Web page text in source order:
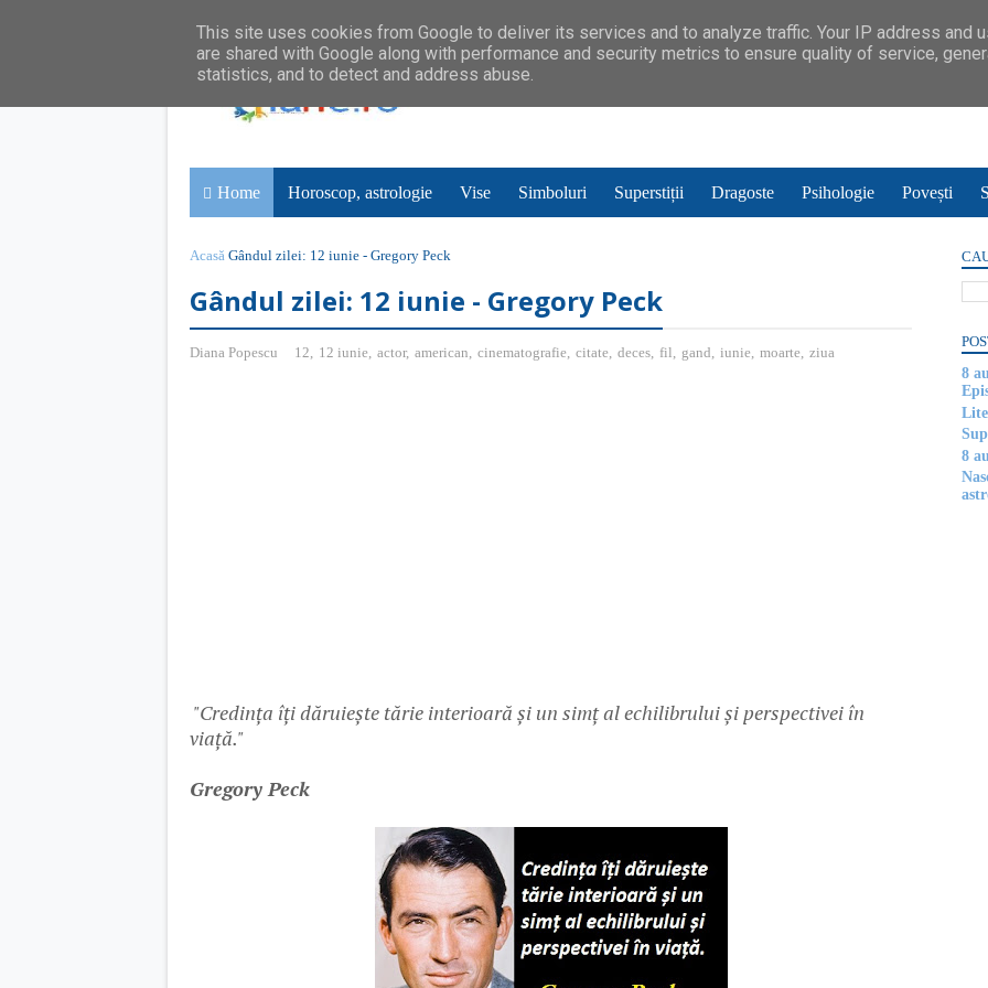
Home Horoscop, astrologie Vise Simboluri Superstiții Dragoste Psihologie Povești
Acasă Gândul zilei: 12 iunie - Gregory Peck
Gândul zilei: 12 iunie - Gregory Peck
Diana Popescu 12, 12 iunie, actor, american, cinematografie, citate, deces, fil, gand, iunie, moarte, ziua
"Credința îți dăruiește tărie interioară și un simț al echilibrului și perspectivei în
viață."
Gregory Peck
8
8
This site uses cookies from Google to deliver its services and to analyze traffic. Your IP address and
are shared with Google along with performance and security metrics to ensure quality of service,
statistics, and to detect and address abuse.